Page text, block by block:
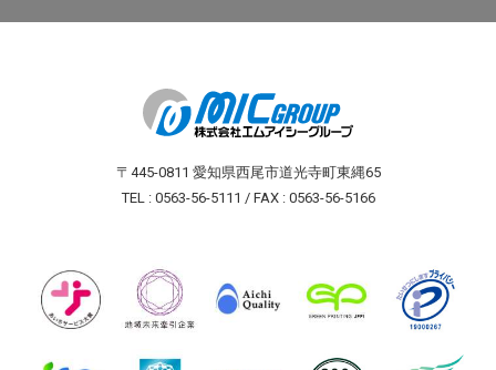
〒445-0811 愛知県西尾市道光寺町東縄65
TEL : 0563-56-5111 / FAX : 0563-56-5166